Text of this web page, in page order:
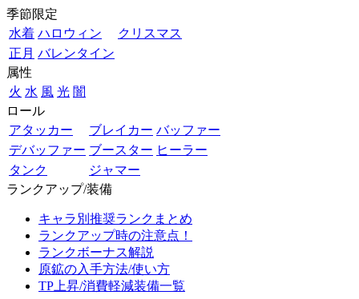
季節限定
水着 ハロウィン
クリスマス
正月 バレンタイン
属性
火 水 風 光 闇
ロール
アタッカー
ブレイカー バッファー
デバッファー ブースター ヒーラー
タンク
ジャマー
ランクアップ/装備
キャラ別推奨ランクまとめ
ランクアップ時の注意点！
ランクボーナス解説
原鉱の入手方法/使い方
TP上昇/消費軽減装備一覧